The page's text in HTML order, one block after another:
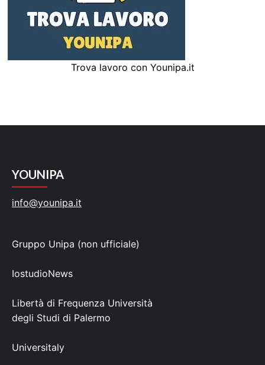
Trova lavoro con Younipa.it
YOUNIPA
info@younipa.it
Gruppo Unipa (non ufficiale)
IostudioNews
Libertà di Frequenza Università
degli Studi di Palermo
Universitaly